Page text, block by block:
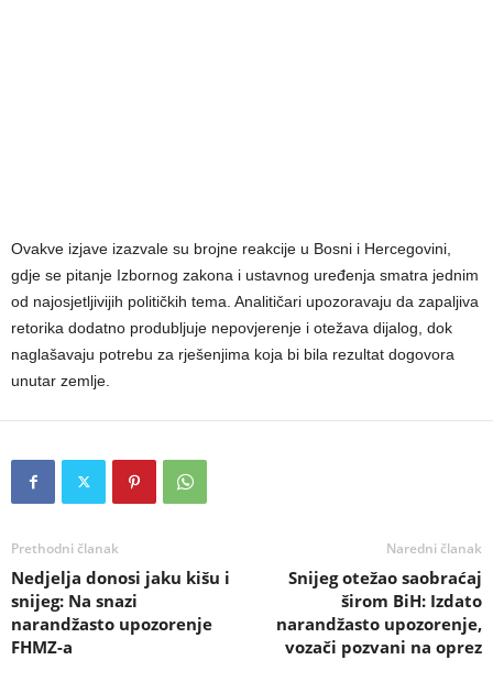
Ovakve izjave izazvale su brojne reakcije u Bosni i Hercegovini,
gdje se pitanje Izbornog zakona i ustavnog uređenja smatra jednim
od najosjetljivijih političkih tema. Analitičari upozoravaju da zapaljiva
retorika dodatno produbljuje nepovjerenje i otežava dijalog, dok
naglašavaju potrebu za rješenjima koja bi bila rezultat dogovora
unutar zemlje.
Prethodni članak
Nedjelja donosi jaku kišu i
snijeg: Na snazi
narandžasto upozorenje
FHMZ-a
Naredni članak
Snijeg otežao saobraćaj
širom BiH: Izdato
narandžasto upozorenje,
vozači pozvani na oprez